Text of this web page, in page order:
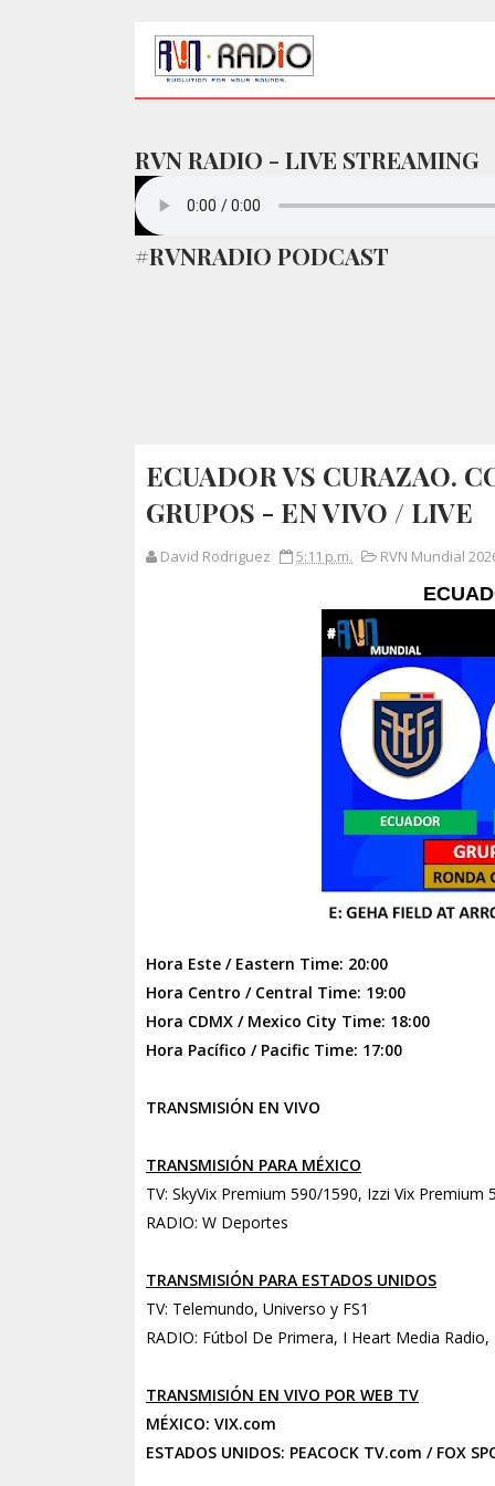
RVN RADIO - LIVE STREAMING
#RVNRADIO PODCAST
ECUADOR VS CURAZAO.
GRUPOS - EN VIVO / LIVE
David Rodriguez 5:11 p.m. RVN Mundial
Hora Este / Eastern Time: 20:00
Hora Centro / Central Time: 19:00
Hora CDMX / Mexico City Time: 18:00
Hora Pacífico / Pacific Time: 17:00
TRANSMISIÓN EN VIVO
TRANSMISIÓN PARA MÉXICO
TV: SkyVix Premium 590/1590, Izzi Vix Premium
RADIO: W Deportes
TRANSMISIÓN PARA ESTADOS UNIDOS
TV: Telemundo, Universo y FS1
RADIO: Fútbol De Primera, I Heart Media
TRANSMISIÓN EN VIVO POR WEB TV
MÉXICO: VIX.com
ESTADOS UNIDOS: PEACOCK TV.com / FOX